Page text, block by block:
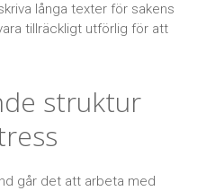
långa texter för sakens
tillräckligt utförlig för att
struktur
går det att arbeta med